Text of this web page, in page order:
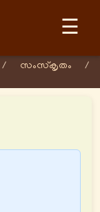
☰
/ സംസ്കൃതം /